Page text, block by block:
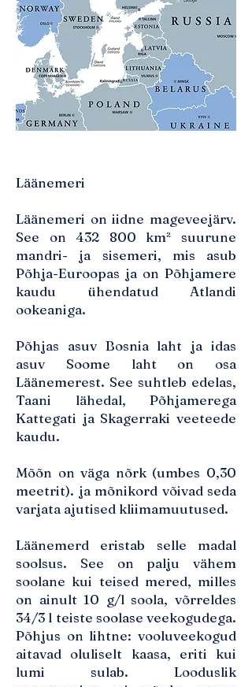
Läänemeri
Läänemeri on iidne mageveejärv.
See on 432 800 km² suurune
mandri- ja sisemeri, mis asub
Põhja-Euroopas ja on Põhjamere
kaudu ühendatud Atlandi
ookeaniga.
Põhjas asuv Bosnia laht ja idas
asuv Soome laht on osa
Läänemerest. See suhtleb edelas,
Taani lähedal, Põhjamerega
Kattegati ja Skagerraki veeteede
kaudu.
Mõõn on väga nõrk (umbes 0,30
meetrit). ja mõnikord võivad seda
varjata ajutised kliimamuutused.
Läänemerd eristab selle madal
soolsus. See on palju vähem
soolane kui teised mered, milles
on ainult 10 g/l soola, võrreldes
34/3 l teiste soolase veekogudega.
Põhjus on lihtne: vooluveekogud
aitavad oluliselt kaasa, eriti kui
lumi sulab. Looduslik